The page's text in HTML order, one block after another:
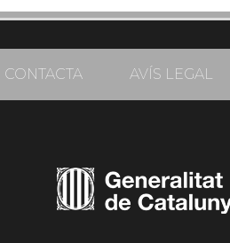
CONTACTA AVÍS LEGAL